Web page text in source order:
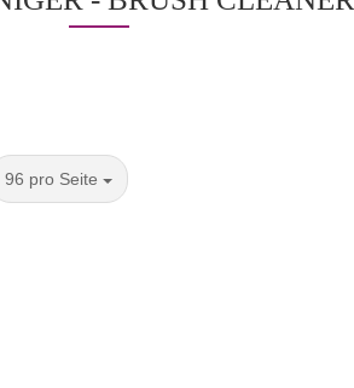
96 pro Seite
pro Seite